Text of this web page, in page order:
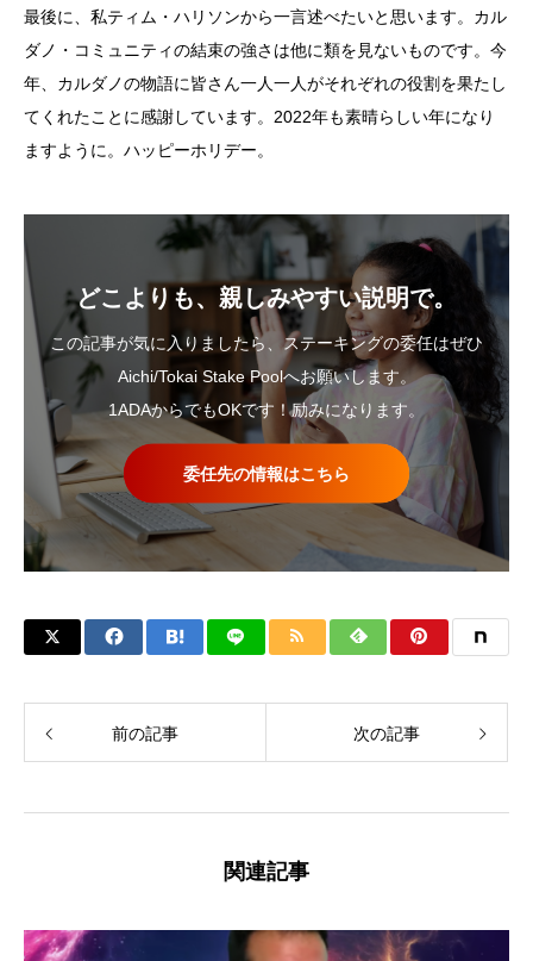
最後に、私ティム・ハリソンから一言述べたいと思います。カル
ダノ・コミュニティの結束の強さは他に類を見ないものです。今
年、カルダノの物語に皆さん一人一人がそれぞれの役割を果たし
てくれたことに感謝しています。2022年も素晴らしい年になり
ますように。ハッピーホリデー。
どこよりも、親しみやすい説明で。
この記事が気に入りましたら、ステーキングの委任はぜひ
Aichi/Tokai Stake Poolへお願いします。
1ADAからでもOKです！励みになります。
委任先の情報はこちら
前の記事 次の記事
関連記事